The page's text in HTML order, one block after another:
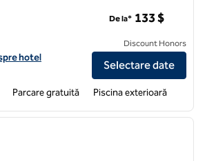
pentru Homewood Suites by Hilton
hotel
De la* 133 $
Discount Honors
Selectare date
Parcare gratuită Piscina exterioară